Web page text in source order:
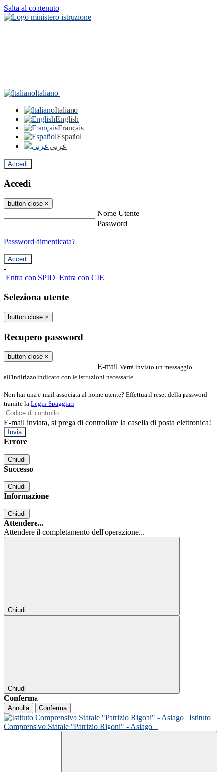
Salta al contenuto
Italiano
Italiano
English
Français
Español
عربى
Accedi
Accedi
button close ×
Nome Utente
Password
Password dimenticata?
-
Entra con SPID Entra con CIE
Seleziona utente
button close ×
Recupero password
button close ×
E-mail Verrà inviato un messaggio
all'indirizzo indicato con le istruzioni necessarie.
Non hai una e-mail associata al nome utente? Effettua il reset della password
tramite la Login Spaggiari
E-mail inviata, si prega di controllare la casella di posta elettronica!
Errore
Chiudi
Successo
Chiudi
Informazione
Chiudi
Attendere...
Attendere il completamento dell'operazione...
Chiudi
Chiudi
Conferma
Annulla Conferma
Istituto
Comprensivo Statale "Patrizio Rigoni" - Asiago